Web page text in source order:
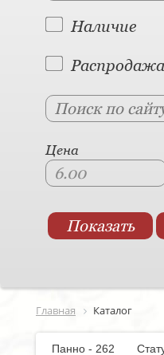
Наличие
Распродажа
Цена
Главная Каталог
Панно - 262